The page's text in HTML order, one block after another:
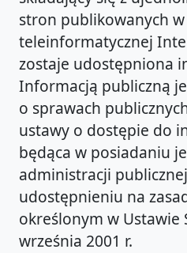
stron publikowanych w
teleinformatycznej
zostaje udostępniona
Informacją publiczną
o sprawach
ustawy o dostępie do
będąca w posiadaniu
administracji
udostępnieniu na
określonym w Ustawie
września 2001 r.